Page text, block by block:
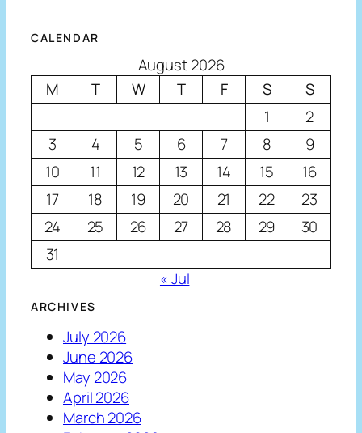
CALENDAR
August 2026
M
T W T F S
S
1
2
3
4 5 6 7 8
9
10
11 12 13 14 15
16
17
18 19 20 21 22
23
24
25 26 27 28 29
30
31
« Jul
ARCHIVES
July 2026
June 2026
May 2026
April 2026
March 2026